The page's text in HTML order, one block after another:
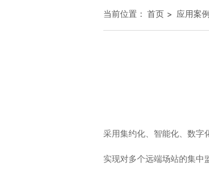
当前位置： 首页 应用案例
采用集约化、智能化、数字
实现对多个远端场站的集中